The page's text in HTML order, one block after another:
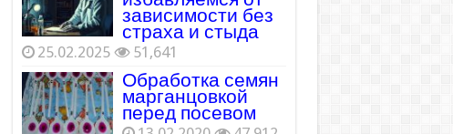
зависимости без
страха и стыда
25.02.2025 51,641
Обработка семян
марганцовкой
перед посевом